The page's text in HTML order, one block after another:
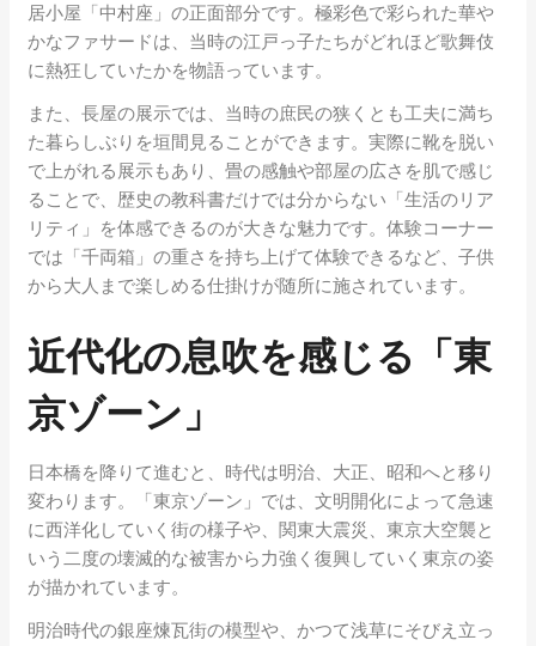
居小屋「中村座」の正面部分です。極彩色で彩られた華や
かなファサードは、当時の江戸っ子たちがどれほど歌舞伎
に熱狂していたかを物語っています。
また、長屋の展示では、当時の庶民の狭くとも工夫に満ち
た暮らしぶりを垣間見ることができます。実際に靴を脱い
で上がれる展示もあり、畳の感触や部屋の広さを肌で感じ
ることで、歴史の教科書だけでは分からない「生活のリア
リティ」を体感できるのが大きな魅力です。体験コーナー
では「千両箱」の重さを持ち上げて体験できるなど、子供
から大人まで楽しめる仕掛けが随所に施されています。
近代化の息吹を感じる「東
京ゾーン」
日本橋を降りて進むと、時代は明治、大正、昭和へと移り
変わります。「東京ゾーン」では、文明開化によって急速
に西洋化していく街の様子や、関東大震災、東京大空襲と
いう二度の壊滅的な被害から力強く復興していく東京の姿
が描かれています。
明治時代の銀座煉瓦街の模型や、かつて浅草にそびえ立っ